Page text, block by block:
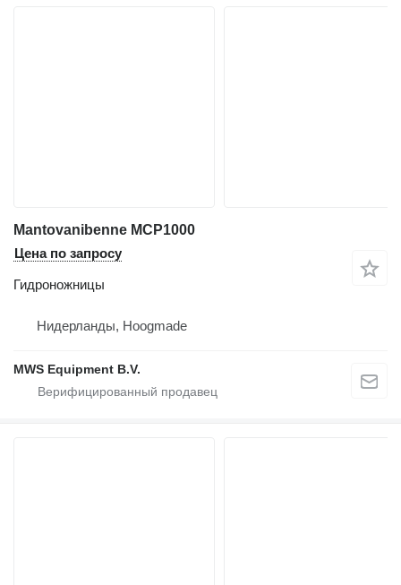
Mantovanibenne MCP1000
Цена по запросу
Гидроножницы
Нидерланды, Hoogmade
MWS Equipment B.V.